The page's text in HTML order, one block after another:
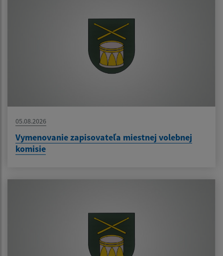
05.08.2026
Vymenovanie zapisovateľa miestnej volebnej
komisie